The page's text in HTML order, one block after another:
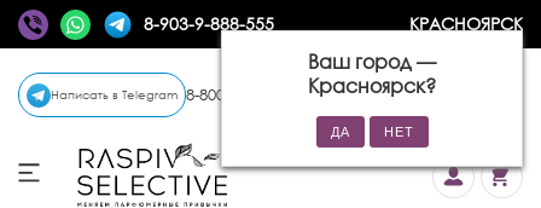
8-903-9-888-555 КРАСНОЯРСК
Ваш город —
Красноярск?
Написать в Telegram 8-800-770-72-34 (бесплатно)